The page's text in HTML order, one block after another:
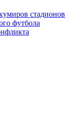
стадионов
футбола